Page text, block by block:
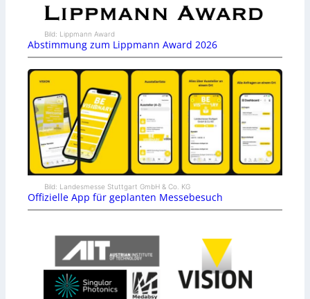
Bild: Lippmann Award
Abstimmung zum Lippmann Award 2026
Bild: Landesmesse Stuttgart GmbH & Co. KG
Offizielle App für geplanten Messebesuch